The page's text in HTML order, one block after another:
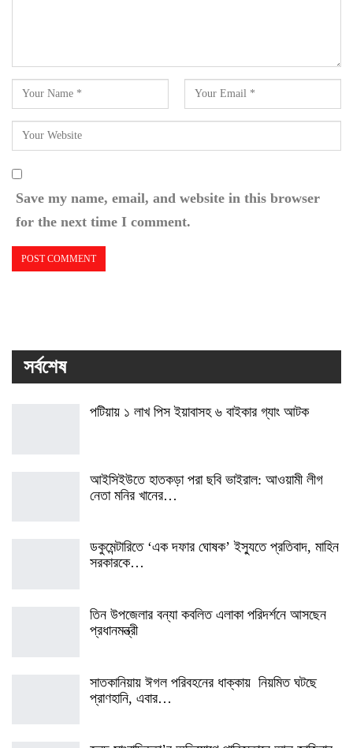
Save my name, email, and website in this browser
for the next time I comment.
সর্বশেষ
পটিয়ায় ১ লাখ পিস ইয়াবাসহ ৬ বাইকার গ্যাং আটক
আইসিইউতে হাতকড়া পরা ছবি ভাইরাল: আওয়ামী লীগ
নেতা মনির খানের…
ডকুমেন্টারিতে ‘এক দফার ঘোষক’ ইস্যুতে প্রতিবাদ, মাহিন
সরকারকে…
তিন উপজেলার বন্যা কবলিত এলাকা পরিদর্শনে আসছেন
প্রধানমন্ত্রী
সাতকানিয়ায় ঈগল পরিবহনের ধাক্কায় নিয়মিত ঘটছে
প্রাণহানি, এবার…